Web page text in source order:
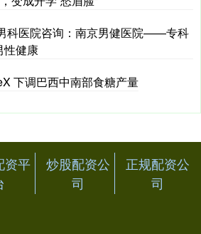
科医院咨询：南京男健医院——专科
性健康
下调巴西中南部食糖产量
资平
炒股配资公
司
正规配资公
司